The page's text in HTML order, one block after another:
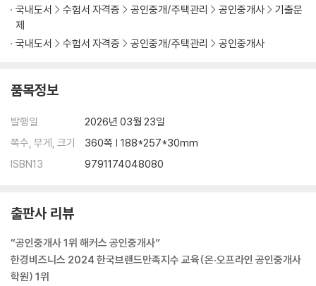
국내도서 수험서 자격증 공인중개/주택관리 공인중개사
기출문
제
국내도서
수험서 자격증 공인중개/주택관리 공인중개사
품목정보
발행일
2026년 03월 23일
쪽수, 무게, 크기
360쪽 | 188*257*30mm
ISBN13
9791174048080
출판사 리뷰
“공인중개사 1위 해커스 공인중개사”
한경비즈니스 2024 한국브랜드만족지수 교육(온·오프라인 공인중개사
학원) 1위